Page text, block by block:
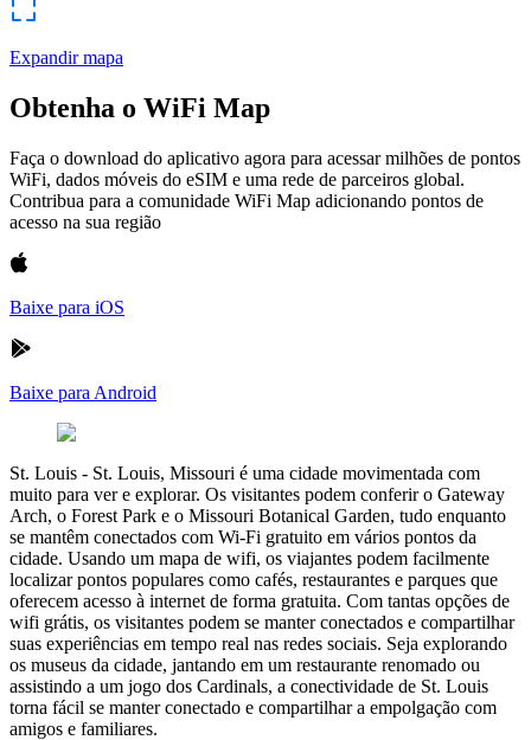
Expandir mapa
Obtenha o WiFi Map
Faça o download do aplicativo agora para acessar milhões de pontos
WiFi, dados móveis do eSIM e uma rede de parceiros global.
Contribua para a comunidade WiFi Map adicionando pontos de
acesso na sua região
Baixe para iOS
Baixe para Android
St. Louis - St. Louis, Missouri é uma cidade movimentada com
muito para ver e explorar. Os visitantes podem conferir o Gateway
Arch, o Forest Park e o Missouri Botanical Garden, tudo enquanto
se mantêm conectados com Wi-Fi gratuito em vários pontos da
cidade. Usando um mapa de wifi, os viajantes podem facilmente
localizar pontos populares como cafés, restaurantes e parques que
oferecem acesso à internet de forma gratuita. Com tantas opções de
wifi grátis, os visitantes podem se manter conectados e compartilhar
suas experiências em tempo real nas redes sociais. Seja explorando
os museus da cidade, jantando em um restaurante renomado ou
assistindo a um jogo dos Cardinals, a conectividade de St. Louis
torna fácil se manter conectado e compartilhar a empolgação com
amigos e familiares.